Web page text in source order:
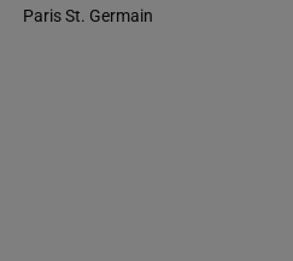
Paris St. Germain